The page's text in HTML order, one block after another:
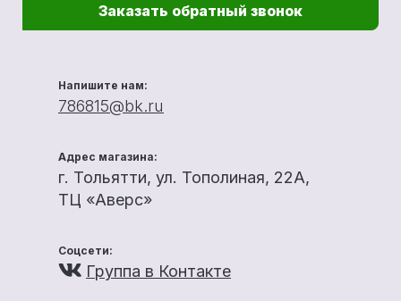
Заказать обратный звонок
Напишите нам:
786815@bk.ru
Адрес магазина:
г. Тольятти, ул. Тополиная, 22А,
ТЦ «Аверс»
Соцсети:
Группа в Контакте